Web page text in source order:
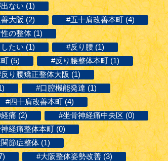
ない (1)
大阪 (2)
#五十肩改善本町 (4)
の整体 (1)
たい (1)
#反り腰 (1)
(5)
#反り腰整体本町 (1)
り腰矯正整体大阪 (1)
#口腔機能発達 (1)
#四十肩改善本町 (4)
痛 (2)
#坐骨神経痛中央区 (0)
経痛整体本町 (0)
節症整体 (1)
#大阪整体姿勢改善 (3)